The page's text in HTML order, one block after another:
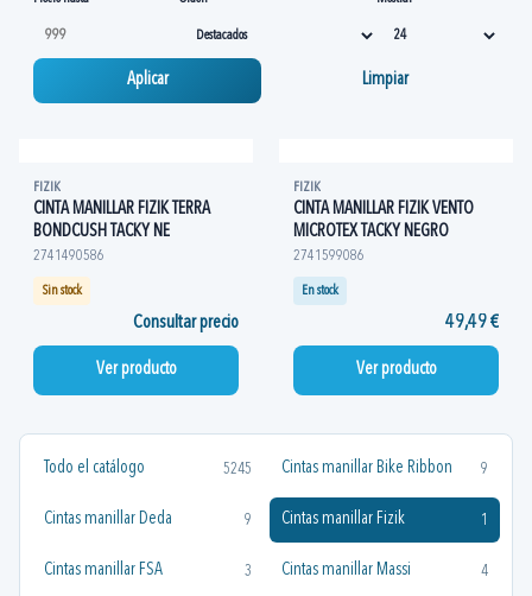
Todo el catálogo 5245 Cintas manillar Bike Ribbon 9
Cintas manillar Deda 9 Cintas manillar Fizik 1
Cintas manillar FSA 3 Cintas manillar Massi 4
Aplicar Limpiar
FIZIK
CINTA MANILLAR FIZIK TERRA
BONDCUSH TACKY NE
2741490586
Sin stock
Consultar precio
Ver producto
FIZIK
CINTA MANILLAR FIZIK VENTO
MICROTEX TACKY NEGRO
2741599086
En stock
49,49 €
Ver producto